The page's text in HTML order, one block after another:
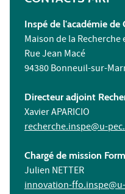
Inspé de l'académie de
Maison de la
Rue Jean Macé
94380 Bonneuil-sur-
Directeur adjoint
Xavier APARICIO
recherche.inspe@u-
Chargé de mission
Julien NETTER
innovation-